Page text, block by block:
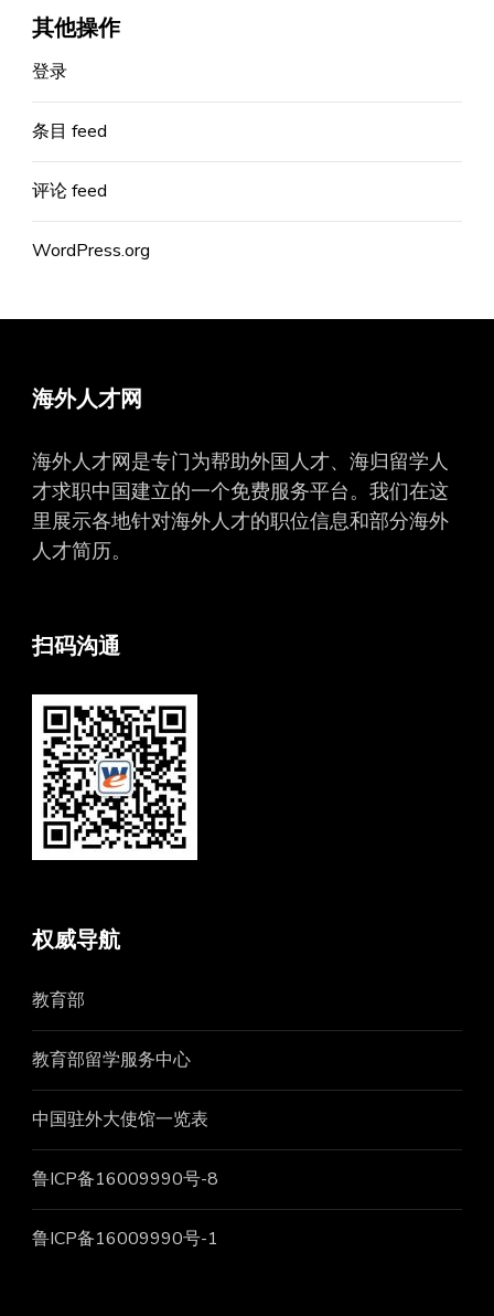
其他操作
登录
条目 feed
评论 feed
WordPress.org
海外人才网
海外人才网是专门为帮助外国人才、海归留学人
才求职中国建立的一个免费服务平台。我们在这
里展示各地针对海外人才的职位信息和部分海外
人才简历。
扫码沟通
权威导航
教育部
教育部留学服务中心
中国驻外大使馆一览表
鲁ICP备16009990号-8
鲁ICP备16009990号-1